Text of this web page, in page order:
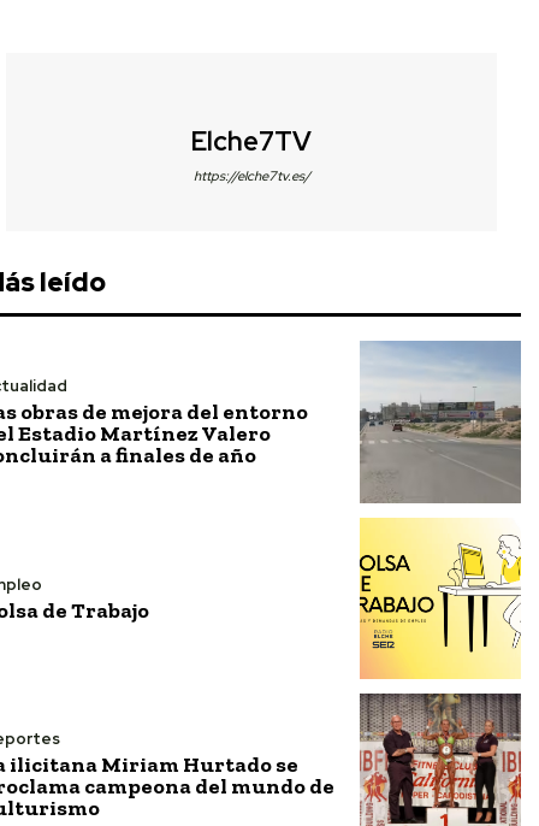
Elche7TV
https://elche7tv.es/
leído
obras de mejora del entorno
Estadio Martínez Valero
a finales de año
de Trabajo
ilicitana Miriam Hurtado se
campeona del mundo de